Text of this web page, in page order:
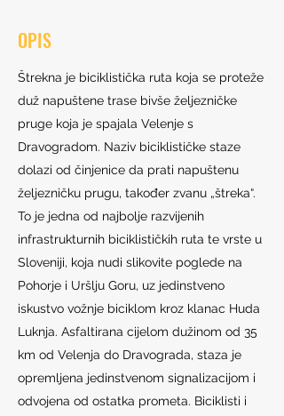
OPIS
Štrekna je biciklistička ruta koja se proteže
duž napuštene trase bivše željezničke
pruge koja je spajala Velenje s
Dravogradom. Naziv biciklističke staze
dolazi od činjenice da prati napuštenu
željezničku prugu, također zvanu „štreka“.
To je jedna od najbolje razvijenih
infrastrukturnih biciklističkih ruta te vrste u
Sloveniji, koja nudi slikovite poglede na
Pohorje i Uršlju Goru, uz jedinstveno
iskustvo vožnje biciklom kroz klanac Huda
Luknja. Asfaltirana cijelom dužinom od 35
km od Velenja do Dravograda, staza je
opremljena jedinstvenom signalizacijom i
odvojena od ostatka prometa. Biciklisti i